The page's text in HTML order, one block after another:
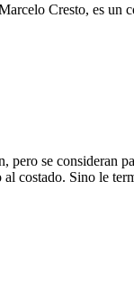
Cresto, es un
pero se consideran
al costado. Sino le